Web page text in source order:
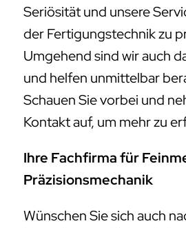
Seriösität und unsere
der Fertigungstechnik zu
Umgehend sind wir auch
und helfen unmittelbar
Schauen Sie vorbei und
Kontakt auf, um mehr zu
Ihre Fachfirma für
Präzisionsmechanik
Wünschen Sie sich auch